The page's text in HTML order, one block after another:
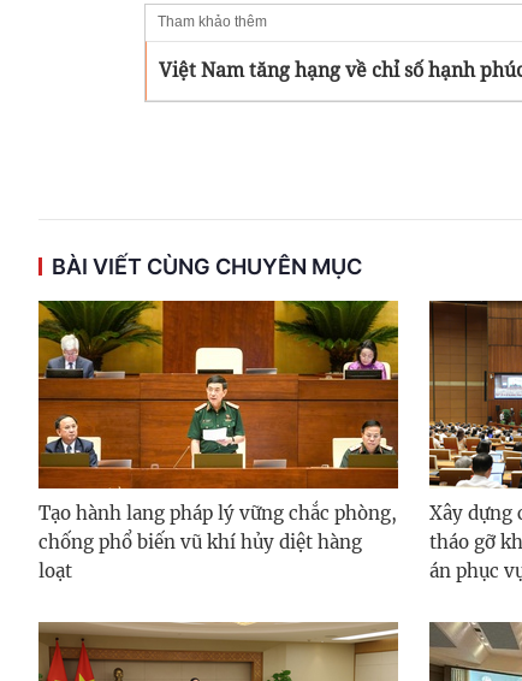
Tham khảo thêm
Việt Nam tăng hạng về chỉ số hạnh
BÀI VIẾT CÙNG CHUYÊN MỤC
Tạo hành lang pháp lý vững chắc phòng,
chống phổ biến vũ khí hủy diệt hàng
loạt
Xây dựng
tháo gỡ
án phục